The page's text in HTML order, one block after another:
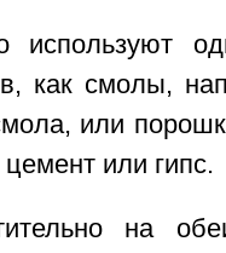
используют
как смолы,
или
или гипс.
на